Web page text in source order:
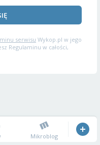
serwisu Wykop.pl w jego
Regulaminu w całości,
Mikroblog